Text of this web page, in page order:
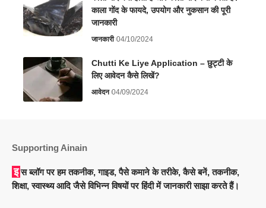
काला गोंद के फायदे, उपयोग और नुकसान की पूरी
जानकारी
जानकारी 04/10/2024
Chutti Ke Liye Application – छुट्टी के
लिए आवेदन कैसे लिखें?
आवेदन 04/09/2024
Supporting Ainain
इस ब्लॉग पर हम तकनीक, गाइड, पैसे कमाने के तरीके, कैसे बनें, तकनीक,
शिक्षा, स्वास्थ्य आदि जैसे विभिन्न विषयों पर हिंदी में जानकारी साझा करते हैं।